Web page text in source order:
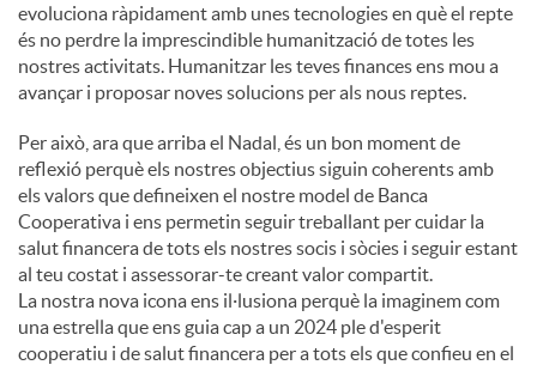
evoluciona ràpidament amb unes tecnologies en què el repte
és no perdre la imprescindible humanització de totes les
nostres activitats. Humanitzar les teves finances ens mou a
avançar i proposar noves solucions per als nous reptes.
Per això, ara que arriba el Nadal, és un bon moment de
reflexió perquè els nostres objectius siguin coherents amb
els valors que defineixen el nostre model de Banca
Cooperativa i ens permetin seguir treballant per cuidar la
salut financera de tots els nostres socis i sòcies i seguir estant
al teu costat i assessorar-te creant valor compartit.
La nostra nova icona ens il·lusiona perquè la imaginem com
una estrella que ens guia cap a un 2024 ple d'esperit
cooperatiu i de salut financera per a tots els que confieu en el